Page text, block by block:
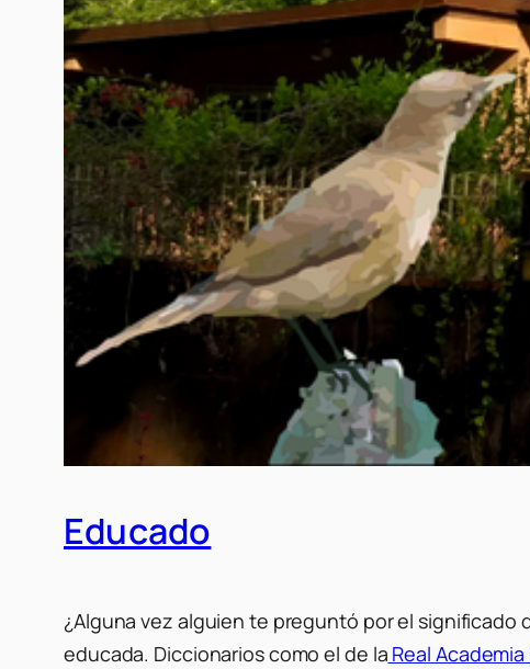
Educado
¿Alguna vez alguien te preguntó por el significado
educada. Diccionarios como el de la Real